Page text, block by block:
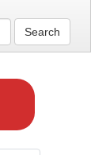
Search